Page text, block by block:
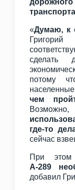
«Думаю, к
сделать
потому
чем
где-то
сейчас
При
А-289
добавил